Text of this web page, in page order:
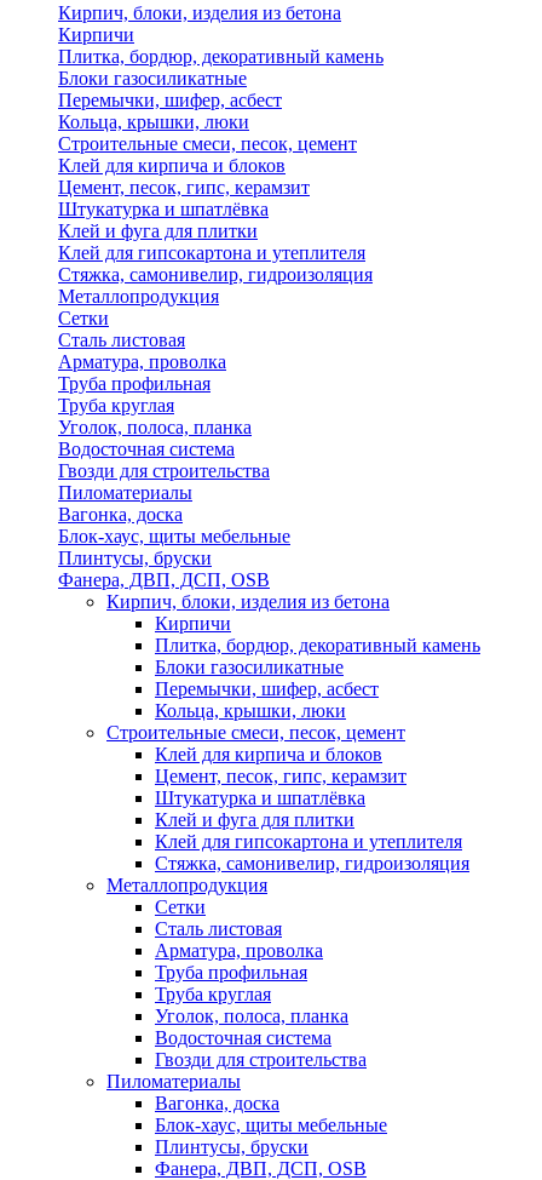
Кирпич, блоки, изделия из бетона
Кирпичи
Плитка, бордюр, декоративный камень
Блоки газосиликатные
Перемычки, шифер, асбест
Кольца, крышки, люки
Строительные смеси, песок, цемент
Клей для кирпича и блоков
Цемент, песок, гипс, керамзит
Штукатурка и шпатлёвка
Клей и фуга для плитки
Клей для гипсокартона и утеплителя
Стяжка, самонивелир, гидроизоляция
Металлопродукция
Сетки
Сталь листовая
Арматура, проволка
Труба профильная
Труба круглая
Уголок, полоса, планка
Водосточная система
Гвозди для строительства
Пиломатериалы
Вагонка, доска
Блок-хаус, щиты мебельные
Плинтусы, бруски
Фанера, ДВП, ДСП, OSB
Кирпич, блоки, изделия из бетона
Кирпичи
Плитка, бордюр, декоративный камень
Блоки газосиликатные
Перемычки, шифер, асбест
Кольца, крышки, люки
Строительные смеси, песок, цемент
Клей для кирпича и блоков
Цемент, песок, гипс, керамзит
Штукатурка и шпатлёвка
Клей и фуга для плитки
Клей для гипсокартона и утеплителя
Стяжка, самонивелир, гидроизоляция
Металлопродукция
Сетки
Сталь листовая
Арматура, проволка
Труба профильная
Труба круглая
Уголок, полоса, планка
Водосточная система
Гвозди для строительства
Пиломатериалы
Вагонка, доска
Блок-хаус, щиты мебельные
Плинтусы, бруски
Фанера, ДВП, ДСП, OSB